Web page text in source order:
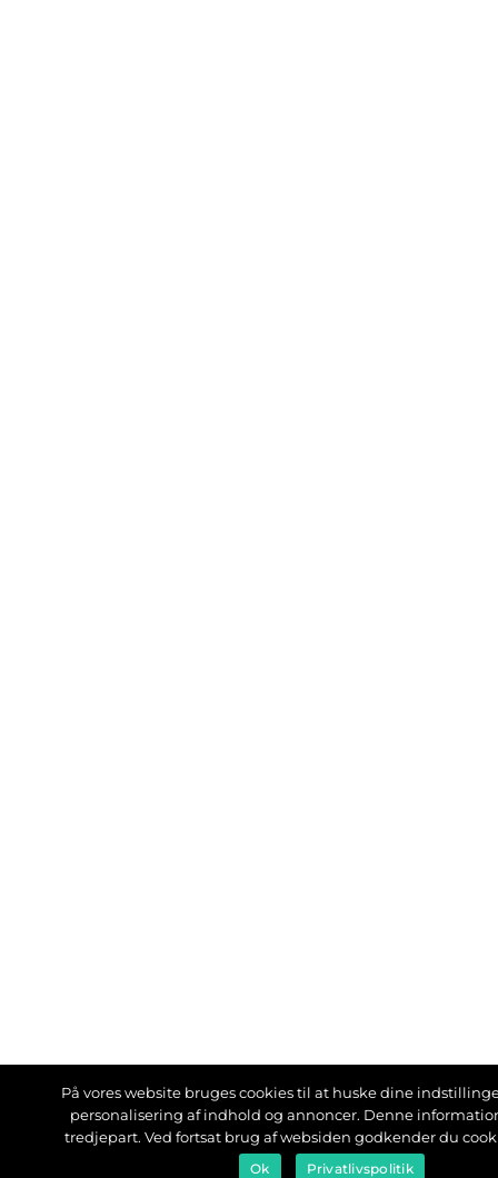
På vores website bruges cookies til at huske dine
personalisering af indhold og annoncer. Denne
tredjepart. Ved fortsat brug af websiden godkender du
Ok Privatlivspolitik